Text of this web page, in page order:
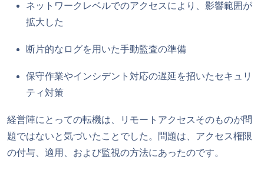
ネットワークレベルでのアクセスにより、影響範囲が
拡大した
断片的なログを用いた手動監査の準備
保守作業やインシデント対応の遅延を招いたセキュリ
ティ対策
経営陣にとっての転機は、リモートアクセスそのものが問
題ではないと気づいたことでした。問題は、アクセス権限
の付与、適用、および監視の方法にあったのです。